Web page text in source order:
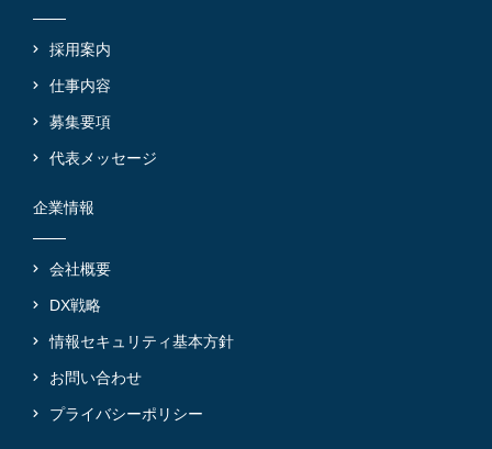
採用案内
仕事内容
募集要項
代表メッセージ
企業情報
会社概要
DX戦略
情報セキュリティ基本方針
お問い合わせ
プライバシーポリシー